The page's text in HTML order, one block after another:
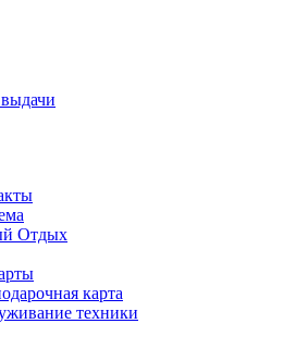
Отдых
карта
техники